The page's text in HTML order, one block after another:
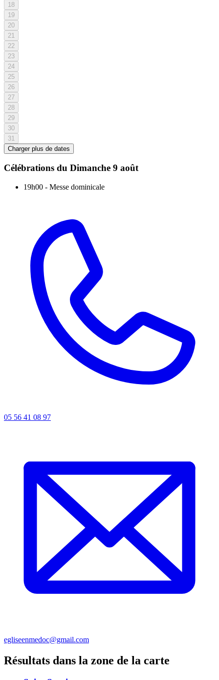
18
19
20
21
22
23
24
25
26
27
28
29
30
31
Charger plus de dates
Célébrations du Dimanche 9 août
19h00 - Messe dominicale
05 56 41 08 97
egliseenmedoc@gmail.com
Résultats dans la zone de la carte